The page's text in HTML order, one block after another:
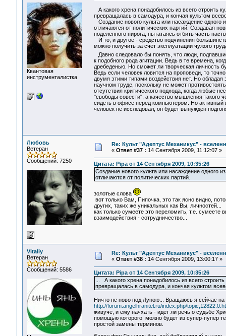
Квантовая
инструменталистка
А какого хрена понадобилось из всего строить
превращалась в самодура, и кончая культом
Создание нового культа или насаждение
отличаются от политических партий. Создавая
поделенного пирога, пытатаясь отбить часть
И то, и другое - средство подчинения
можно получить за счет эксплуатации чужого
Давно следовало бы понять, что люди,
к подобного рода агитации. Ведь в те времена,
дребеденью. Но сможет ли творческая личность
Ведь если человек ловится на проповеди, то
двумя этими типами воздействия нет. Но
научном труде, поскольку не может
отсутствия критического подхода, когда любые
"свободы совести", а качество мышления такого
сидеть в офисе перед компьютером. Но активный
человек не исследовал, он будет вынужден
Любовь
Ветеран
Сообщений: 7250
Re: Культ "Адептус Механикус" -
« Ответ #37 : 14 Сентября 2009, 11:12:07 »
Цитата: Pipa от 14 Сентября 2009, 10:35:26
Создание нового культа или насаждение одного
отличаются от политических партий.
золотые слова
вот только Вам, Пипочка, это так ясно видно,
других, таких же уникальных как Вы, личностей...
как только сумеете это переломить, т.е. сумеете
взаимодействия - сотрудничество...
Vitaliy
Ветеран
Сообщений: 5586
Re: Культ "Адептус Механикус" -
« Ответ #38 : 14 Сентября 2009, 13:00:17 »
Цитата: Pipa от 14 Сентября 2009, 10:35:26
... А какого хрена понадобилось из всего
превращалась в самодура, и кончая культом
Ничто не ново под Луною... Вращаюсь я сейчас
http://forum.angelhranitel.ru/index.php/
живуче, и ему начхать - идет ли речь о судьбе
помощью которого можно будет из супер-пупер
простой замены терминов.